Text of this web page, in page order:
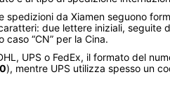
spedizioni da Xiamen seguono
due lettere iniziali, seguite
“CN” per la Cina.
UPS o FedEx, il formato del
), mentre UPS utilizza spesso un